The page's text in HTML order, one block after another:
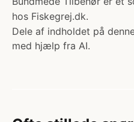
hos Fiskegrej.dk.
Dele af indholdet på
med hjælp fra AI.